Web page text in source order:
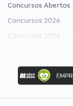
Concursos Abertos
Concursos 2026
Concursos 2025
Concurso Ibama
Concurso MPU
Editais publicados